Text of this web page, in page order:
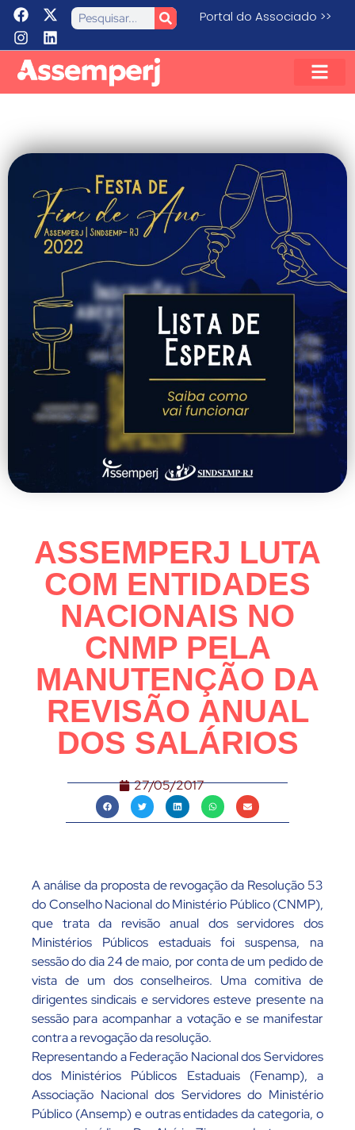
Portal do Associado >>
ASSEMPERJ LUTA
COM ENTIDADES
NACIONAIS NO
CNMP PELA
MANUTENÇÃO DA
REVISÃO ANUAL
DOS SALÁRIOS
27/05/2017
A análise da proposta de revogação da Resolução 53
do Conselho Nacional do Ministério Público (CNMP),
que trata da revisão anual dos servidores dos
Ministérios Públicos estaduais foi suspensa, na
sessão do dia 24 de maio, por conta de um pedido de
vista de um dos conselheiros. Uma comitiva de
dirigentes sindicais e servidores esteve presente na
sessão para acompanhar a votação e se manifestar
contra a revogação da resolução.
Representando a Federação Nacional dos Servidores
dos Ministérios Públicos Estaduais (Fenamp), a
Associação Nacional dos Servidores do Ministério
Público (Ansemp) e outras entidades da categoria, o